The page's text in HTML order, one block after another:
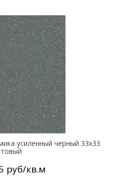
усиленный черный 33х33
руб/кв.м